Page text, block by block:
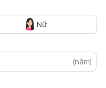
Nữ
(năm)